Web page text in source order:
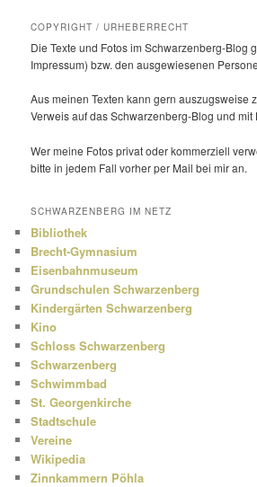
COPYRIGHT / URHEBERRECHT
Die Texte und Fotos im Schwarzenberg-Blog
Impressum) bzw. den ausge­wie­senen
Aus meinen Texten kann gern auszugs­weise
Verweis auf das Schwarzenberg-Blog und mit
Wer meine Fotos privat oder kommer­ziell
bitte in jedem Fall vorher per Mail bei mir an.
SCHWARZENBERG IM NETZ
Bibliothek
Brecht-Gymnasium
Eisenbahnmuseum
Grundschulen Schwarzenberg
Kindergärten Schwarzenberg
Kino
Schloss Schwarzenberg
Schwarzenberg
Schwimmbad
St. Georgenkirche
Stadtschule
Vereine
Wikipedia
Zinnkammern Pöhla